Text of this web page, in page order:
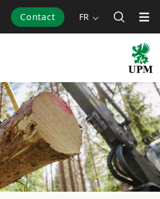
Contact FR